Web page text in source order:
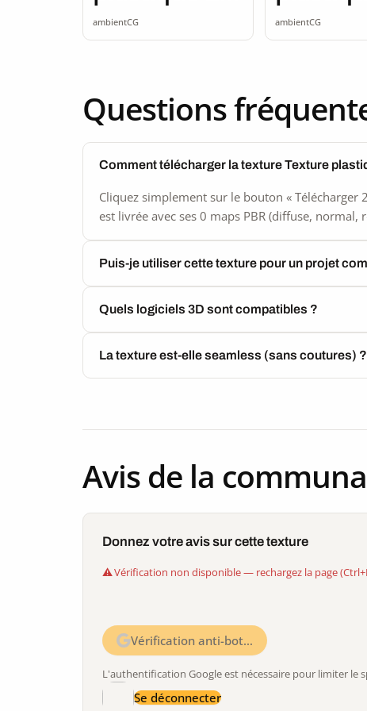
seamless
ambientCG
seamless
ambientCG
Questions
Comment télécharger la texture Texture
Cliquez simplement sur le bouton «
est livrée avec ses 0 maps PBR (diffuse, normal,
Puis-je utiliser cette texture pour un projet
Quels logiciels 3D sont compatibles ?
La texture est-elle seamless (sans coutures) ?
Avis de la
Donnez votre avis sur cette texture
Vérification non disponible — rechargez la page
Vérification anti-bot…
L'authentification Google est nécessaire pour limiter
Se déconnecter